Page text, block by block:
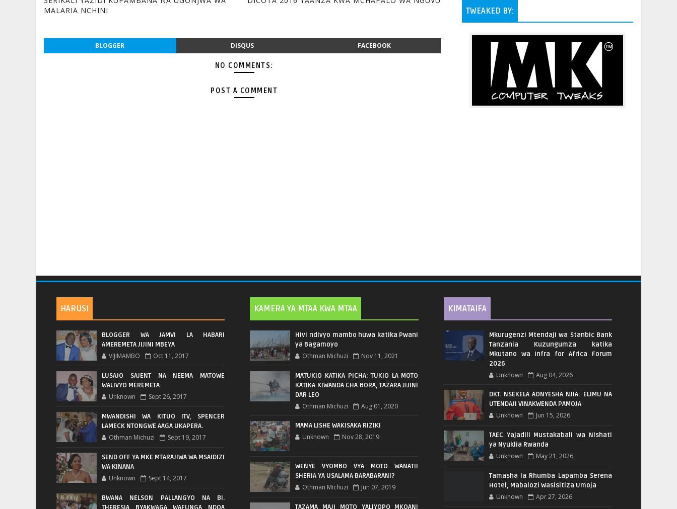
MALARIA NCHINI
BLOGGER DISQUS FACEBOOK
NO COMMENTS:
POST A COMMENT
TWEAKED BY:
HARUSI
BLOGGER WA JAMVI LA HABARI
AMEREMETA JIJINI MBEYA
VIJIMAMBO Oct 11, 2017
LUSAJO SAJENT NA NEEMA MATOWE
WALIVYO MEREMETA
Unknown Sept 26, 2017
MWANDISHI WA KITUO ITV, SPENCER
LAMECK NTONGWE AAGA UKAPERA.
Othman Michuzi Sept 19, 2017
SEND OFF YA MKE MTARAJIWA WA MSAIDIZI
WA KINANA
Unknown Sept 14, 2017
BWANA NELSON PALLANGYO NA BI.
KAMERA YA MTAA KWA MTAA
Hivi ndivyo mambo huwa katika Pwani
ya Bagamoyo
Othman Michuzi Nov 11, 2021
MATUKIO KATIKA PICHA: TUKIO LA MOTO
KATIKA KIWANDA CHA BORA, TAZARA JIJINI
DAR LEO
Othman Michuzi Aug 01, 2020
MAMA LISHE WAKISAKA RIZIKI
Unknown Nov 28, 2019
WENYE VYOMBO VYA MOTO WANATII
SHERIA YA USALAMA BARABARANI?
Othman Michuzi Jun 07, 2019
TAZAMA MAJI MOTO YALIYOPO MKOANI
KIMATAIFA
Mkurugenzi Mtendaji wa Stanbic Bank
Tanzania Kuzungumza katika
Mkutano wa Infra for Africa Forum
2026
Unknown Aug 04, 2026
DKT. NSEKELA AONYESHA NJIA: ELIMU NA
UTENDAJI VINAKWENDA PAMOJA
Unknown Jun 15, 2026
TAEC Yajadili Mustakabali wa Nishati
ya Nyuklia Rwanda
Unknown May 21, 2026
Tamasha la Rhumba Lapamba Serena
Hotel, Mabalozi Wasisitiza Umoja
Unknown Apr 27, 2026